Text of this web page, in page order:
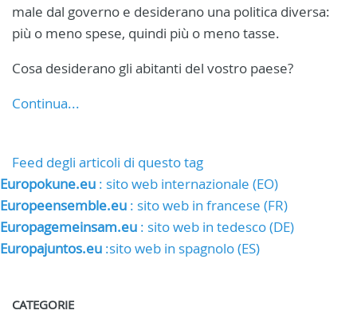
male dal governo e desiderano una politica diversa:
più o meno spese, quindi più o meno tasse.
Cosa desiderano gli abitanti del vostro paese?
Continua...
Feed degli articoli di questo tag
Europokune.eu : sito web internazionale (EO)
Europeensemble.eu : sito web in francese (FR)
Europagemeinsam.eu : sito web in tedesco (DE)
Europajuntos.eu :sito web in spagnolo (ES)
CATEGORIE